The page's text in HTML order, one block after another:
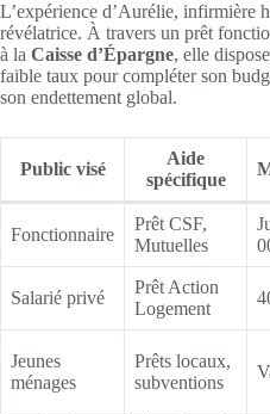
L’expérience d’Aurélie, infirmière
révélatrice. À travers un prêt
à la Caisse d’Épargne, elle
faible taux pour compléter son
son endettement global.
Public visé
Aide
spécifique
Fonctionnaire
Prêt CSF,
Mutuelles
Salarié privé
Prêt Action
Logement
Jeunes
ménages
Prêts locaux,
subventions